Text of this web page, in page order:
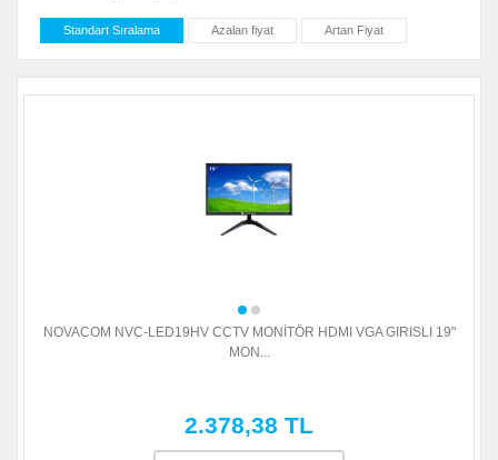
Standart Sıralama Azalan fiyat Artan Fiyat
NOVACOM NVC-LED19HV CCTV MONİTÖR HDMI VGA GIRISLI 19"
MON...
2.378,38 TL